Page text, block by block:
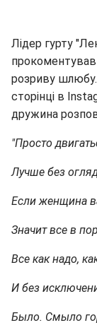
Лідер гурту
розриву шлюбу.
сторінці в
дружина
"Просто
Лучше без
Если женщина
Значит все в
Все как надо,
И без
Было. Смыло